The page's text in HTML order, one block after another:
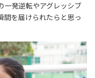
一発逆転やアグレッシブ
間を届けられたらと思っ